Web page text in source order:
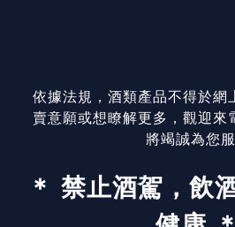
依據法規，酒類產品不得於網
賣意願或想瞭解更多，觀迎來
將竭誠為您
＊ 禁止酒駕，飲